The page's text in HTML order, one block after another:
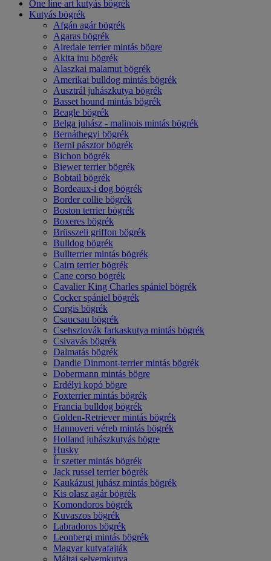
One line art kutyás bögrék
Kutyás bögrék
Afgán agár bögrék
Agaras bögrék
Airedale terrier mintás bögre
Akita inu bögrék
Alaszkai malamut bögrék
Amerikai bulldog mintás bögrék
Ausztrál juhászkutya bögrék
Basset hound mintás bögrék
Beagle bögrék
Belga juhász - malinois mintás bögrék
Bernáthegyi bögrék
Berni pásztor bögrék
Bichon bögrék
Biewer terrier bögrék
Bobtail bögrék
Bordeaux-i dog bögrék
Border collie bögrék
Boston terrier bögrék
Boxeres bögrék
Brüsszeli griffon bögrék
Bulldog bögrék
Bullterrier mintás bögrék
Cairn terrier bögrék
Cane corso bögrék
Cavalier King Charles spániel bögrék
Cocker spániel bögrék
Corgis bögrék
Csaucsau bögrék
Csehszlovák farkaskutya mintás bögrék
Csivavás bögrék
Dalmatás bögrék
Dandie Dinmont-terrier mintás bögrék
Dobermann mintás bögre
Erdélyi kopó bögre
Foxterrier mintás bögrék
Francia bulldog bögrék
Golden-Retriever mintás bögrék
Hannoveri véreb mintás bögrék
Holland juhászkutyás bögre
Husky
Ír szetter mintás bögrék
Jack russel terrier bögrék
Kaukázusi juhász mintás bögrék
Kis olasz agár bögrék
Komondoros bögrék
Kuvaszos bögrék
Labradoros bögrék
Leonbergi mintás bögrék
Magyar kutyafajták
Máltai selyemkutya